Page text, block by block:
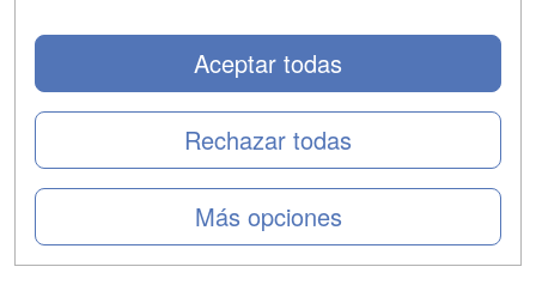
Más opciones
Rechazar todas
Aceptar todas